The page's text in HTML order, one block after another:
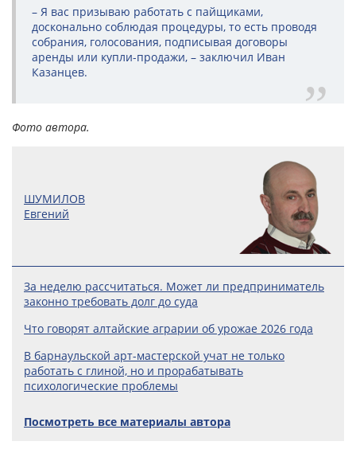
– Я вас призываю работать с пайщиками,
досконально соблюдая процедуры, то есть проводя
собрания, голосования, подписывая договоры
аренды или купли-продажи, – заключил Иван
Казанцев.
Фото автора.
ШУМИЛОВ
Евгений
За неделю рассчитаться. Может ли предприниматель
законно требовать долг до суда
Что говорят алтайские аграрии об урожае 2026 года
В барнаульской арт-мастерской учат не только
работать с глиной, но и прорабатывать
психологические проблемы
Посмотреть все материалы автора